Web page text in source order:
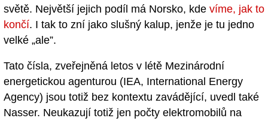
světě. Největší jejich podíl má Norsko, kde víme, jak to
končí. I tak to zní jako slušný kalup, jenže je tu jedno
velké „ale”.
Tato čísla, zveřejněná letos v létě Mezinárodní
energetickou agenturou (IEA, International Energy
Agency) jsou totiž bez kontextu zavádějící, uvedl také
Nasser. Neukazují totiž jen počty elektromobilů na